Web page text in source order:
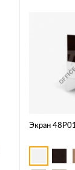
Экран